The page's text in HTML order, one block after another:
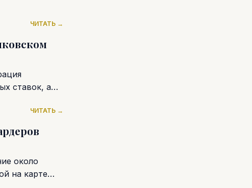
ЧИТАТЬ →
ставок, а
ЧИТАТЬ →
около
на карте